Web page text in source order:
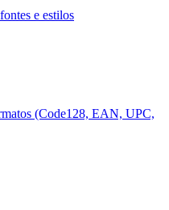
e estilos
(Code128, EAN, UPC,